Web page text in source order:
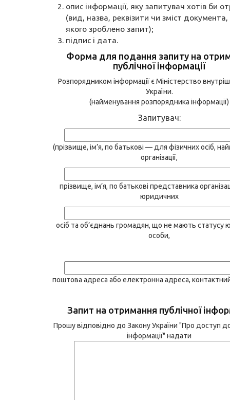
опис інформації, яку запитувач хотів би
(вид, назва, реквізити чи зміст
якого зроблено запит);
підпис і дата.
Форма для подання запиту на
публічної інформації
Розпорядником інформації є Міністерство
України.
(найменування розпорядника інформації)
Запитувач:
(прізвище, ім’я, по батькові — для фізичних осіб,
організації,
прізвище, ім’я, по батькові представника
юридичних
осіб та об’єднань громадян, що не мають статусу
особи,
поштова адреса або електронна адреса,
Запит на отримання публічної
Прошу відповідно до Закону України "Про доступ
інформації" надати